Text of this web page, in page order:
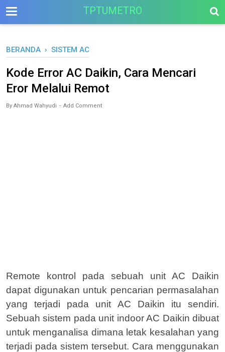
--> TPTUMETRO
BERANDA › SISTEM AC
Kode Error AC Daikin, Cara Mencari
Eror Melalui Remot
By Ahmad Wahyudi Add Comment
Remote kontrol pada sebuah unit AC Daikin
dapat digunakan untuk pencarian permasalahan
yang terjadi pada unit AC Daikin itu sendiri.
Sebuah sistem pada unit indoor AC Daikin dibuat
untuk menganalisa dimana letak kesalahan yang
terjadi pada sistem tersebut. Cara menggunakan